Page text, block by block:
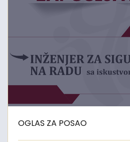
OGLAS ZA POSAO